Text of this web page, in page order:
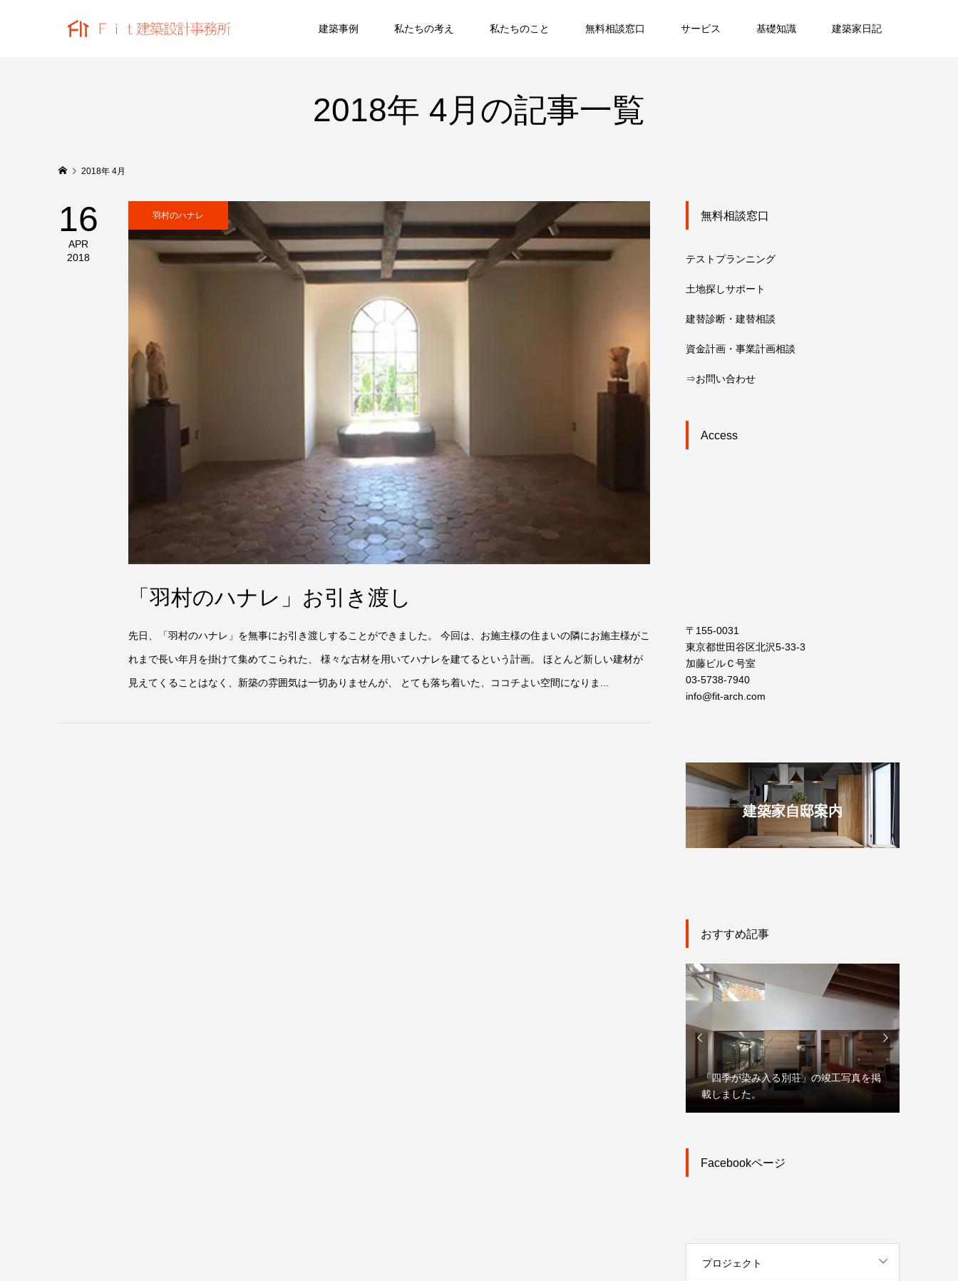
建築事例 私たちの考え 私たちのこと 無料相談窓口 サービス 基礎知識 建築家日記
2018年 4月の記事一覧
2018年 4月
16
APR
2018
羽村のハナレ
「羽村のハナレ」お引き渡し
先日、「羽村のハナレ」を無事にお引き渡しすることができました。 今回は、お施主様の住まいの隣にお施主様がこ
れまで長い年月を掛けて集めてこられた、 様々な古材を用いてハナレを建てるという計画。 ほとんど新しい建材が
見えてくることはなく、新築の雰囲気は一切ありませんが、 とても落ち着いた、ココチよい空間になりま...
無料相談窓口
テストプランニング
土地探しサポート
建替診断・建替相談
資金計画・事業計画相談
⇒お問い合わせ
Access
〒155-0031
東京都世田谷区北沢5-33-3
加藤ビルＣ号室
03-5738-7940
info@fit-arch.com
建築家自邸案内
おすすめ記事

「四季が染み入る別荘」の竣工写真を掲
載しました。

Facebookページ
プロジェクト